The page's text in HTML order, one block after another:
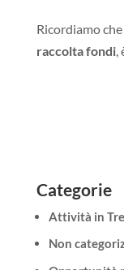
Ricordiamo
raccolta fondi,
Categorie
Attività in
Non